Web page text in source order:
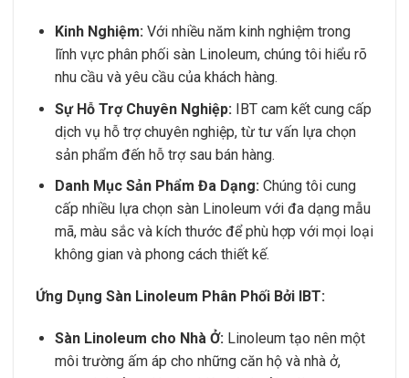
Kinh Nghiệm:Với nhiều năm kinh nghiệm trong
lĩnh vực phân phối sàn Linoleum, chúng tôi hiểu rõ
nhu cầu và yêu cầu của khách hàng.
Sự Hỗ Trợ Chuyên Nghiệp: IBT cam kết cung cấp
dịch vụ hỗ trợ chuyên nghiệp, từ tư vấn lựa chọn
sản phẩm đến hỗ trợ sau bán hàng.
Danh Mục Sản Phẩm Đa Dạng:Chúng tôi cung
cấp nhiều lựa chọn sàn Linoleum với đa dạng mẫu
mã, màu sắc và kích thước để phù hợp với mọi loại
không gian và phong cách thiết kế.
Ứng Dụng Sàn Linoleum Phân Phối Bởi IBT:
Sàn Linoleum cho Nhà Ở: Linoleum tạo nên một
môi trường ấm áp cho những căn hộ và nhà ở,